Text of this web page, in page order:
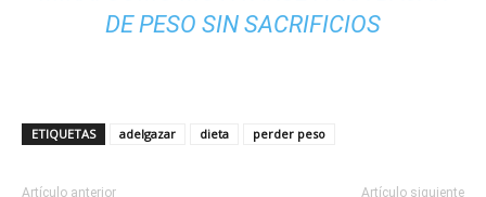
DE PESO SIN SACRIFICIOS
ETIQUETAS adelgazar dieta perder peso
Artículo anterior Artículo siguiente